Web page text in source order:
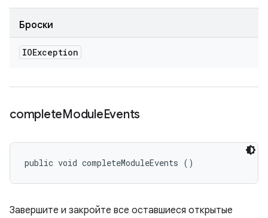
Броски
IOException
completeModuleEvents
public void completeModuleEvents ()
Завершите и закройте все оставшиеся открытые